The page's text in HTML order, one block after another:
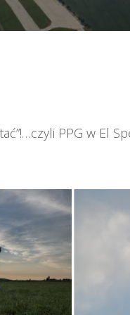
PPG w El